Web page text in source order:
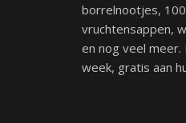
borrelnootjes,
vruchtensappen,
en nog veel
week, gratis aan